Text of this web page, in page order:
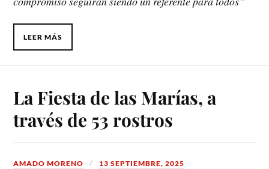
LEER MÁS
La Fiesta de las Marías, a
través de 53 rostros
AMADO MORENO 13 SEPTIEMBRE, 2025